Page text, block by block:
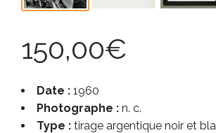
150,00€
Date : 1960
Photographe : n. c.
Type : tirage argentique noir et